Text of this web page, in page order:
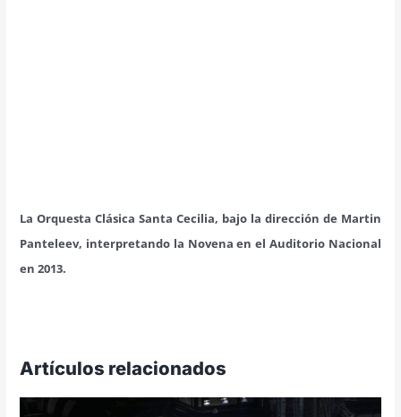
La Orquesta Clásica Santa Cecilia, bajo la dirección de Martin
Panteleev, interpretando la Novena en el Auditorio Nacional
en 2013.
Artículos relacionados